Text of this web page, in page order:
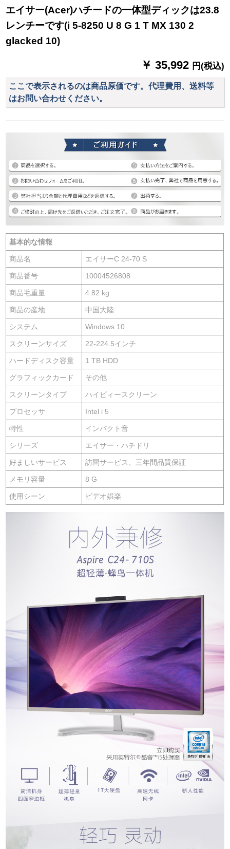
エイサー(Acer)ハチードの一体型ディックは23.8
レンチーです(i 5-8250 U 8 G 1 T MX 130 2
glacked 10)
￥ 35,992 円(税込)
ここで表示されるのは商品原価です。代理費用、送料等
はお問い合わせください。
基本的な情報
商品名 エイサーC 24-70 S
商品番号 10004526808
商品毛重量 4.82 kg
商品の産地 中国大陸
システム Windows 10
スクリーンサイズ 22-224.5インチ
ハードディスク容量 1 TB HDD
グラフィックカード その他
スクリーンタイプ ハイビィースクリーン
プロセッサ Intel i 5
特性 インパクト音
シリーズ エイサー・ハチドリ
好ましいサービス 訪問サービス、三年間品質保証
メモリ容量 8 G
使用シーン ビデオ娯楽